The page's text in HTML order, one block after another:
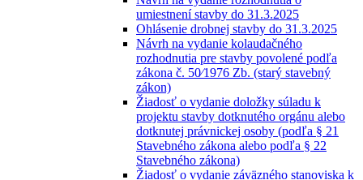
umiestnení stavby do 31.3.2025
Ohlásenie drobnej stavby do 31.3.2025
Návrh na vydanie kolaudačného
rozhodnutia pre stavby povolené podľa
zákona č. 50⁄1976 Zb. (starý stavebný
zákon)
Žiadosť o vydanie doložky súladu k
projektu stavby dotknutého orgánu alebo
dotknutej právnickej osoby (podľa § 21
Stavebného zákona alebo podľa § 22
Stavebného zákona)
Žiadosť o vydanie záväzného stanoviska k